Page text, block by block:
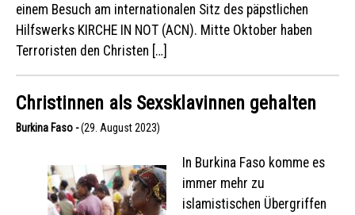
einem Besuch am internationalen Sitz des päpstlichen
Hilfswerks KIRCHE IN NOT (ACN). Mitte Oktober haben
Terroristen den Christen […]
Christinnen als Sexsklavinnen gehalten
Burkina Faso -(29. August 2023)
In Burkina Faso komme es
immer mehr zu
islamistischen Übergriffen